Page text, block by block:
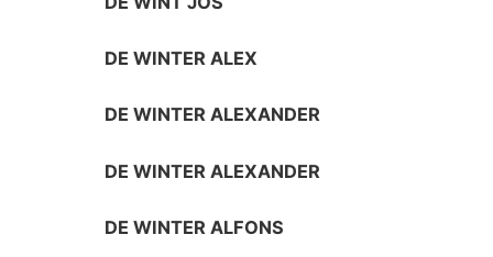
DE WINTER ALEX
DE WINTER ALEXANDER
DE WINTER ALEXANDER
DE WINTER ALFONS